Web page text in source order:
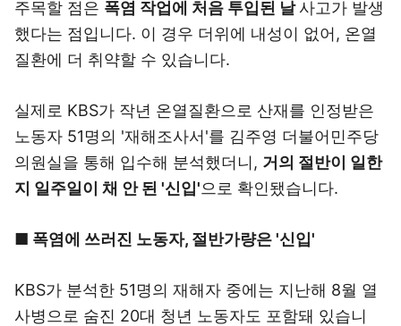
주목할 점은 폭염 작업에 처음 투입된 날사고가 발생
했다는 점입니다. 이 경우 더위에 내성이 없어, 온열
질환에 더 취약할 수 있습니다.
실제로 KBS가 작년 온열질환으로 산재를 인정받은
노동자 51명의 '재해조사서'를 김주영 더불어민주당
의원실을 통해 입수해 분석했더니, 거의 절반이 일한
지 일주일이 채 안 된 '신입'으로 확인됐습니다.
■ 폭염에 쓰러진 노동자, 절반가량은 '신입'
KBS가 분석한 51명의 재해자 중에는 지난해 8월 열
사병으로 숨진 20대 청년 노동자도 포함돼 있습니